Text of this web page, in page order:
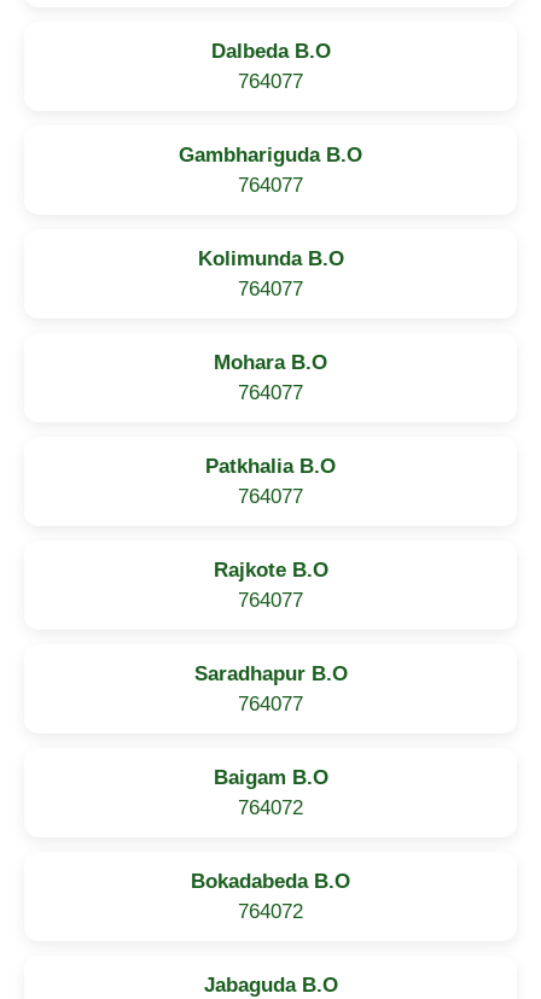
Dalbeda B.O
764077
Gambhariguda B.O
764077
Kolimunda B.O
764077
Mohara B.O
764077
Patkhalia B.O
764077
Rajkote B.O
764077
Saradhapur B.O
764077
Baigam B.O
764072
Bokadabeda B.O
764072
Jabaguda B.O